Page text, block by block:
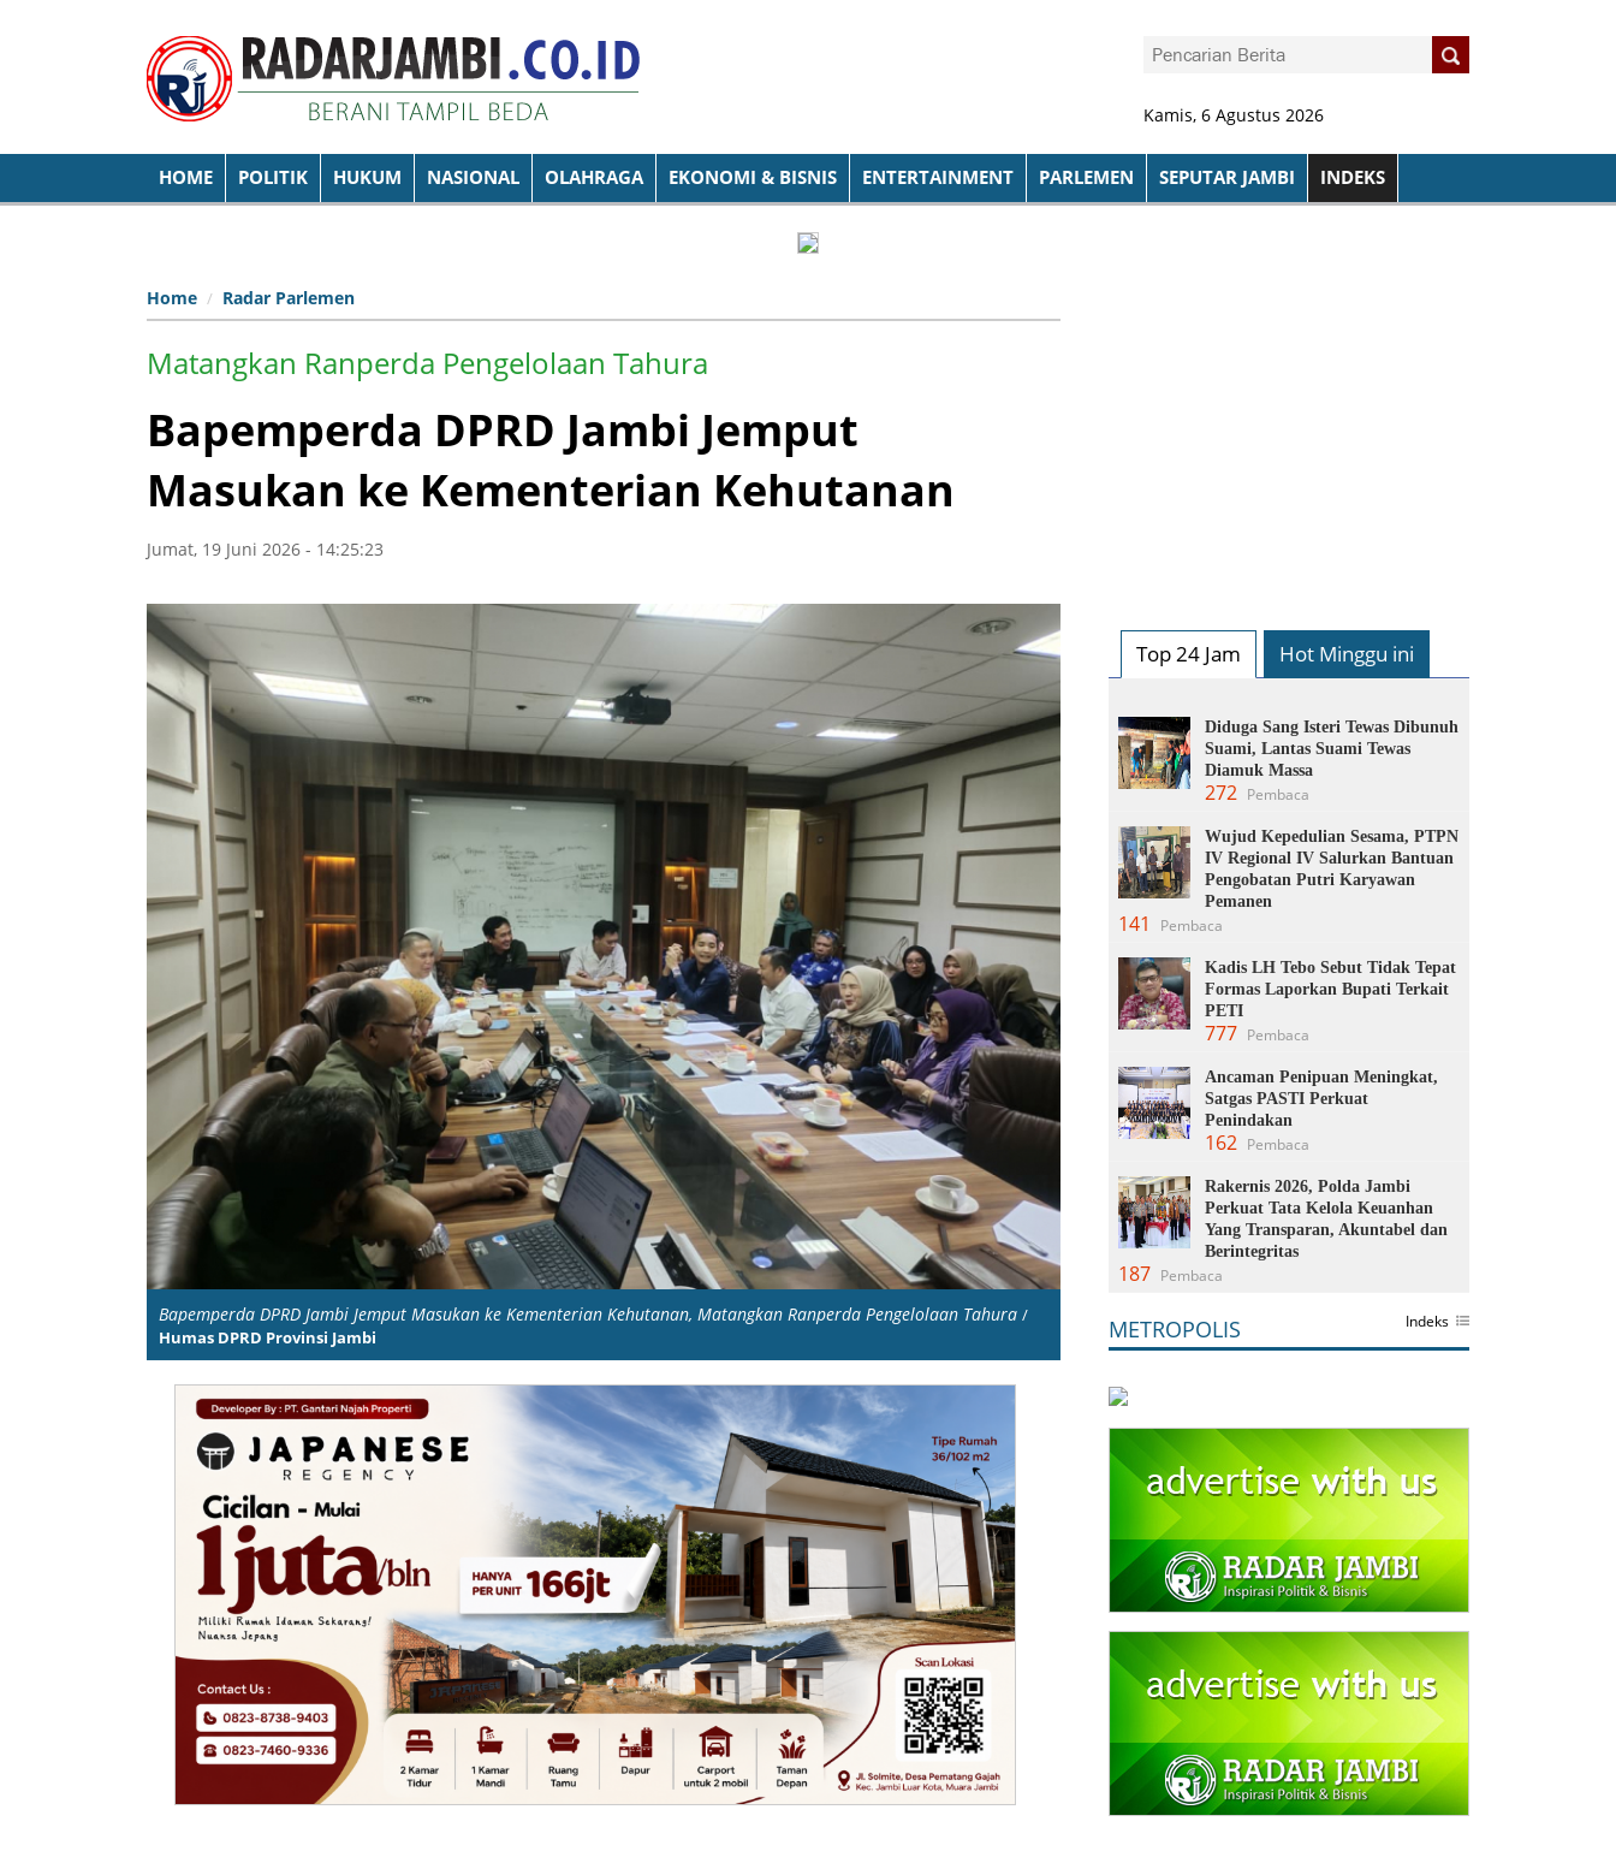
Kamis, 6 Agustus 2026
HOME POLITIK HUKUM NASIONAL OLAHRAGA EKONOMI & BISNIS ENTERTAINMENT PARLEMEN SEPUTAR JAMBI INDEKS
Home Radar Parlemen
Matangkan Ranperda Pengelolaan Tahura
Bapemperda DPRD Jambi Jemput
Masukan ke Kementerian Kehutanan
Jumat, 19 Juni 2026 - 14:25:23
Bapemperda DPRD Jambi Jemput Masukan ke Kementerian Kehutanan, Matangkan Ranperda Pengelolaan Tahura /
Humas DPRD Provinsi Jambi
Top 24 Jam Hot Minggu ini
Diduga Sang Isteri Tewas Dibunuh
Suami, Lantas Suami Tewas
Diamuk Massa
272 Pembaca
Wujud Kepedulian Sesama, PTPN
IV Regional IV Salurkan Bantuan
Pengobatan Putri Karyawan
Pemanen
141 Pembaca
Kadis LH Tebo Sebut Tidak Tepat
Formas Laporkan Bupati Terkait
PETI
777 Pembaca
Ancaman Penipuan Meningkat,
Satgas PASTI Perkuat
Penindakan
162 Pembaca
Rakernis 2026, Polda Jambi
Perkuat Tata Kelola Keuanhan
Yang Transparan, Akuntabel dan
Berintegritas
187 Pembaca
METROPOLIS Indeks